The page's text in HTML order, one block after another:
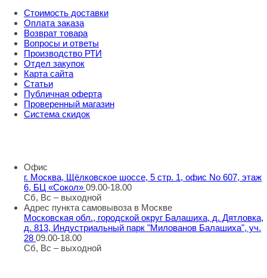
Стоимость доставки
Оплата заказа
Возврат товара
Вопросы и ответы
Производство РТИ
Отдел закупок
Карта сайта
Статьи
Публичная оферта
Проверенный магазин
Система скидок
Офис
г. Москва, Щёлковское шоссе, 5 стр. 1, офис No 607, этаж
6, БЦ «Сокол» 09.00-18.00
Сб, Вс – выходной
Адрес пункта самовывоза в Москве
Московская обл., городской округ Балашиха, д. Дятловка,
д. 813, Индустриальный парк "Милованов Балашиха", уч.
28 09.00-18.00
Сб, Вс – выходной